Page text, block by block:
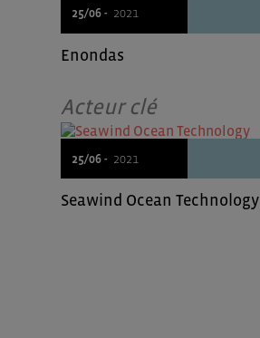
25/06 - 2021
Enondas
Acteur clé
25/06 - 2021
Seawind Ocean Technology